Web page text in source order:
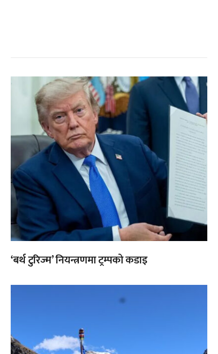
‘बर्थ टुरिज्म’ नियन्त्रणमा ट्रम्पको कडाइ